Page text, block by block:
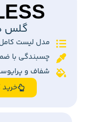
گلس
مدل لیست
چسبندگی با
شفاف و